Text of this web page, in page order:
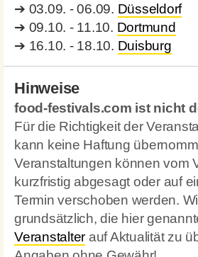
➔ 03.09. - 06.09. Düsseldorf
➔ 09.10. - 11.10. Dortmund
➔ 16.10. - 18.10. Duisburg
Hinweise
food-festivals.com ist nicht
Für die Richtigkeit der
kann keine Haftung
Veranstaltungen können vom
kurzfristig abgesagt oder auf
Termin verschoben werden.
grundsätzlich, die hier
Veranstalter auf Aktualität zu